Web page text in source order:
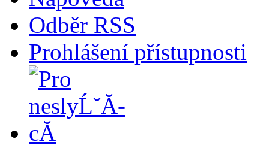
Odběr RSS
Prohlášení přístupnosti